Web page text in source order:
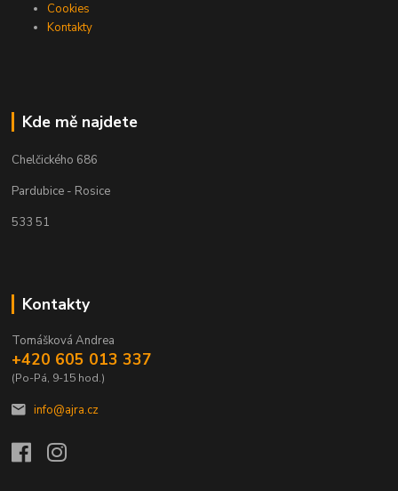
Cookies
Kontakty
Kde mě najdete
Chelčického 686
Pardubice - Rosice
533 51
Kontakty
Tomášková Andrea
+420 605 013 337
(Po-Pá, 9-15 hod.)
info@ajra.cz